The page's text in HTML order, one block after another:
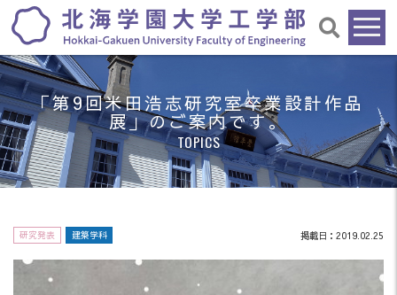
「第9回米田浩志研究室卒業設計作品
展」のご案内です。
TOPICS
研究発表 建築学科 掲載日：2019.02.25